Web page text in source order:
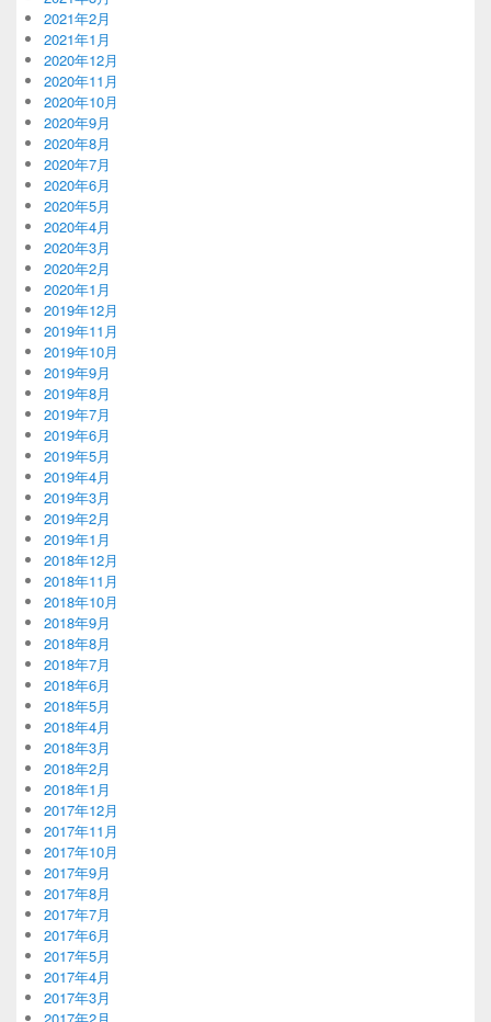
2021年2月
2021年1月
2020年12月
2020年11月
2020年10月
2020年9月
2020年8月
2020年7月
2020年6月
2020年5月
2020年4月
2020年3月
2020年2月
2020年1月
2019年12月
2019年11月
2019年10月
2019年9月
2019年8月
2019年7月
2019年6月
2019年5月
2019年4月
2019年3月
2019年2月
2019年1月
2018年12月
2018年11月
2018年10月
2018年9月
2018年8月
2018年7月
2018年6月
2018年5月
2018年4月
2018年3月
2018年2月
2018年1月
2017年12月
2017年11月
2017年10月
2017年9月
2017年8月
2017年7月
2017年6月
2017年5月
2017年4月
2017年3月